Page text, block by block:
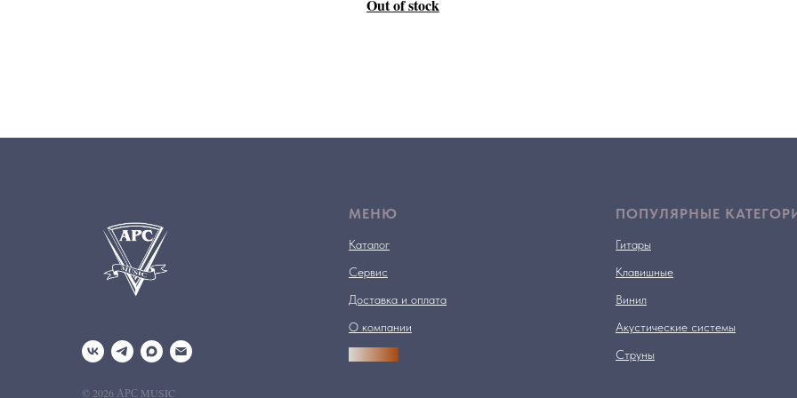
Out of stock
© 2026 АРС MUSIC
МЕНЮ
Каталог
Сервис
Доставка и оплата
О компании
ПОПУЛЯРНЫЕ
Гитары
Клавишные
Винил
Акустические системы
Струны